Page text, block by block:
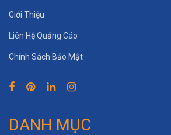
Giới Thiệu
Liên Hệ Quảng Cáo
Chính Sách Bảo Mật
DANH MỤC